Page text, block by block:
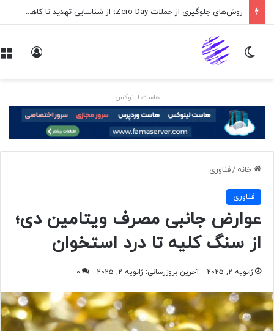
روش‌های جلوگیری از حملات Zero-Day؛ از شناسایی تهدید تا کاهش ریسک
تغییر پوسته
هاست لینوکس
خانه /فناوری
فناوری
عوارض جانبی مصرف ویتامین دی؛
از سنگ کلیه تا درد استخوان
ژانویه 2, 2025 آخرین بروزرسانی: ژانویه 2, 2025 0